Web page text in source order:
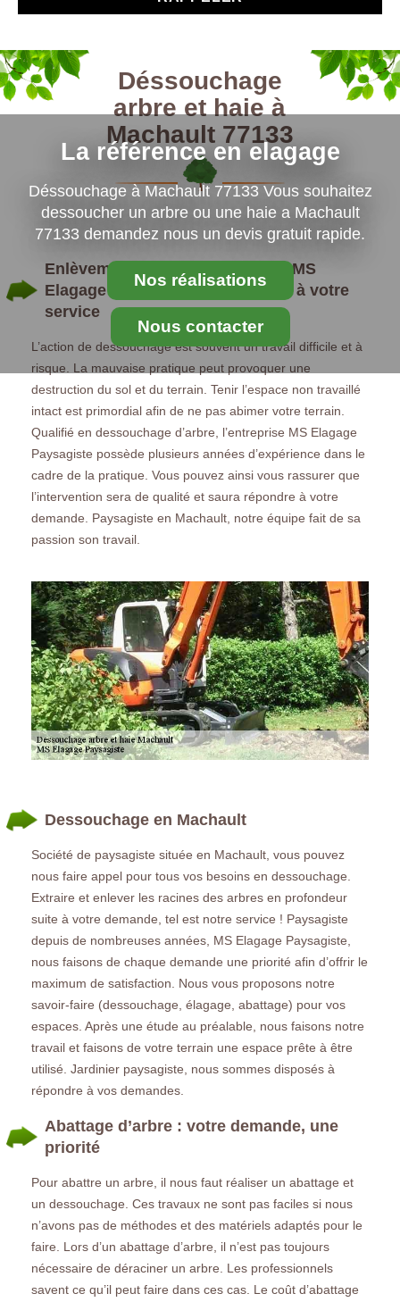
La référence en elagage
Déssouchage à Machault 77133 Vous souhaitez
dessoucher un arbre ou une haie a Machault
77133 demandez nous un devis gratuit rapide.
Nos réalisations
Nous contacter
Déssouchage
arbre et haie à
Machault 77133
Enlèvement de souche d’arbre : MS
Elagage Paysagiste en Machault à votre
service
L’action de dessouchage est souvent un travail difficile et à
risque. La mauvaise pratique peut provoquer une
destruction du sol et du terrain. Tenir l’espace non travaillé
intact est primordial afin de ne pas abimer votre terrain.
Qualifié en dessouchage d’arbre, l’entreprise MS Elagage
Paysagiste possède plusieurs années d’expérience dans le
cadre de la pratique. Vous pouvez ainsi vous rassurer que
l’intervention sera de qualité et saura répondre à votre
demande. Paysagiste en Machault, notre équipe fait de sa
passion son travail.
Dessouchage en Machault
Société de paysagiste située en Machault, vous pouvez
nous faire appel pour tous vos besoins en dessouchage.
Extraire et enlever les racines des arbres en profondeur
suite à votre demande, tel est notre service ! Paysagiste
depuis de nombreuses années, MS Elagage Paysagiste,
nous faisons de chaque demande une priorité afin d’offrir le
maximum de satisfaction. Nous vous proposons notre
savoir-faire (dessouchage, élagage, abattage) pour vos
espaces. Après une étude au préalable, nous faisons notre
travail et faisons de votre terrain une espace prête à être
utilisé. Jardinier paysagiste, nous sommes disposés à
répondre à vos demandes.
Abattage d’arbre : votre demande, une
priorité
Pour abattre un arbre, il nous faut réaliser un abattage et
un dessouchage. Ces travaux ne sont pas faciles si nous
n’avons pas de méthodes et des matériels adaptés pour le
faire. Lors d’un abattage d’arbre, il n’est pas toujours
nécessaire de déraciner un arbre. Les professionnels
savent ce qu’il peut faire dans ces cas. Le coût d’abattage